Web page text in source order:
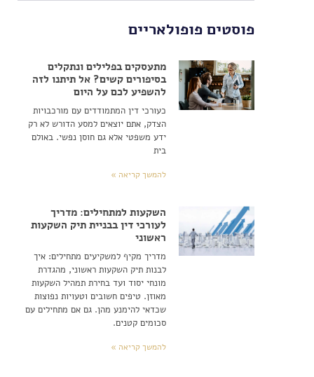
פוסטים פופולאריים
מתעסקים בפלילים ונתקלים
בסיפורים קשים? אל תיתנו לזה
להשפיע לכם על היום
כעורכי דין המתמודדים עם מורכבויות
הצדק, אתם יוצאים למסע הדורש לא רק
ידע משפטי אלא גם חוסן נפשי. באולם
בית
להמשך קריאה »
השקעות למתחילים: מדריך
לעורכי דין בבניית תיק השקעות
ראשוני
מדריך מקיף למשקיעים מתחילים: איך
לבנות תיק השקעות ראשוני, מהגדרת
מונחי יסוד ועד בחירת תמהיל השקעות
מאוזן. טיפים חשובים וטעויות נפוצות
שכדאי להימנע מהן. גם אם מתחילים עם
סכומים קטנים.
להמשך קריאה »